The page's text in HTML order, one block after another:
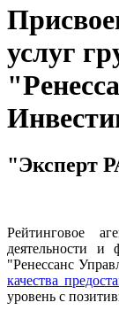
услуг
"Эксперт
Рейтинговое
деятельности и
"Ренессанс
качества
уровень с